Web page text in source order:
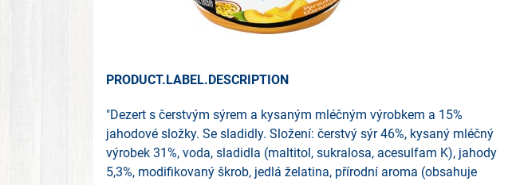
PRODUCT.LABEL.DESCRIPTION
"Dezert s čerstvým sýrem a kysaným mléčným výrobkem a 15%
jahodové složky. Se sladidly. Složení: čerstvý sýr 46%, kysaný mléčný
výrobek 31%, voda, sladidla (maltitol, sukralosa, acesulfam K), jahody
5,3%, modifikovaný škrob, jedlá želatina, přírodní aroma (obsahuje